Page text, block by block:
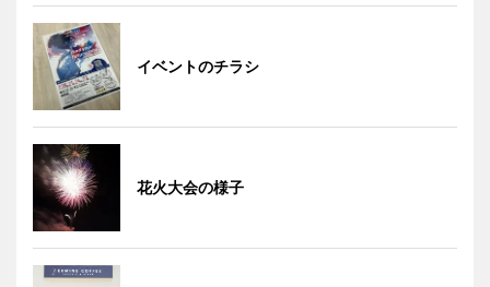
イベントのチラシ
花火大会の様子